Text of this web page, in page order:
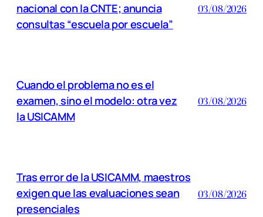
nacional con la CNTE; anuncia
consultas “escuela por escuela”
03/08/2026
Cuando el problema no es el
examen, sino el modelo: otra vez
la USICAMM
03/08/2026
Tras error de la USICAMM, maestros
exigen que las evaluaciones sean
presenciales
03/08/2026